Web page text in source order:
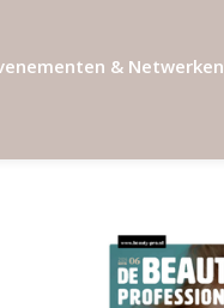
& Netwerken